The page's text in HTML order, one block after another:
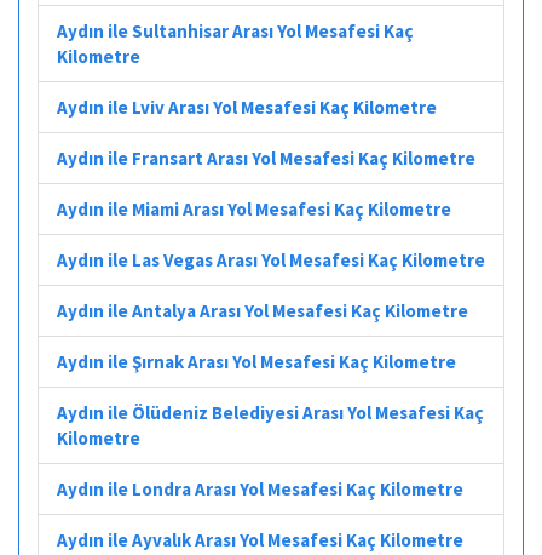
Aydın ile Sultanhisar Arası Yol Mesafesi Kaç
Kilometre
Aydın ile Lviv Arası Yol Mesafesi Kaç Kilometre
Aydın ile Fransart Arası Yol Mesafesi Kaç Kilometre
Aydın ile Miami Arası Yol Mesafesi Kaç Kilometre
Aydın ile Las Vegas Arası Yol Mesafesi Kaç Kilometre
Aydın ile Antalya Arası Yol Mesafesi Kaç Kilometre
Aydın ile Şırnak Arası Yol Mesafesi Kaç Kilometre
Aydın ile Ölüdeniz Belediyesi Arası Yol Mesafesi Kaç
Kilometre
Aydın ile Londra Arası Yol Mesafesi Kaç Kilometre
Aydın ile Ayvalık Arası Yol Mesafesi Kaç Kilometre